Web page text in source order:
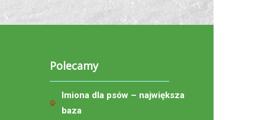
Polecamy
Imiona dla psów – największa
baza